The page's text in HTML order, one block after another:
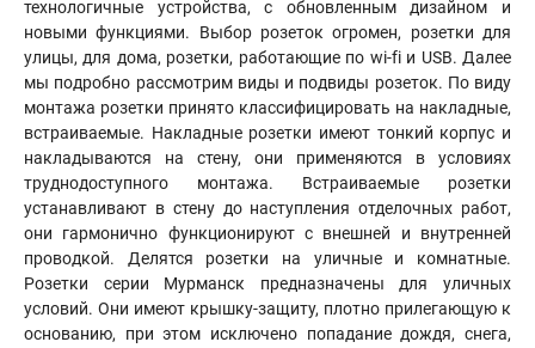
технологичные устройства, с обновленным дизайном и
новыми функциями. Выбор розеток огромен, розетки для
улицы, для дома, розетки, работающие по wi-fi и USB. Далее
мы подробно рассмотрим виды и подвиды розеток. По виду
монтажа розетки принято классифицировать на накладные,
встраиваемые. Накладные розетки имеют тонкий корпус и
накладываются на стену, они применяются в условиях
труднодоступного монтажа. Встраиваемые розетки
устанавливают в стену до наступления отделочных работ,
они гармонично функционируют с внешней и внутренней
проводкой. Делятся розетки на уличные и комнатные.
Розетки серии Мурманск предназначены для уличных
условий. Они имеют крышку-защиту, плотно прилегающую к
основанию, при этом исключено попадание дождя, снега,